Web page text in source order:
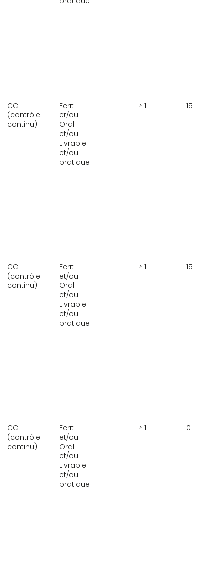
CC
(contrôle
continu)
Ecrit
et/ou
Oral
et/ou
Livrable
et/ou
pratique
≥ 1 15
CC
(contrôle
continu)
Ecrit
et/ou
Oral
et/ou
Livrable
et/ou
pratique
≥ 1 15
CC
(contrôle
continu)
Ecrit
et/ou
Oral
et/ou
Livrable
et/ou
pratique
≥ 1 0